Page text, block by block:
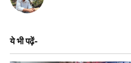
ये भी पढ़ें-